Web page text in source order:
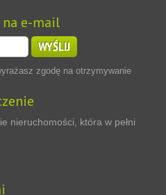
e-mail
WYŚLIJ
zgodę na otrzymywanie
nieruchomości, która w pełni